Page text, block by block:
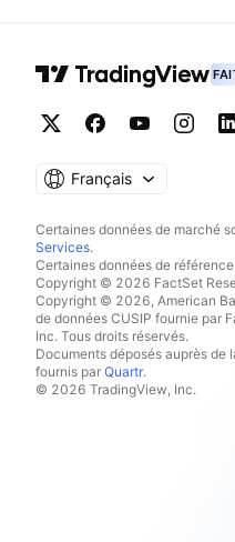
Français
Certaines données de marché
Services.
Certaines données de
Copyright © 2026 FactSet
Copyright © 2026, American
de données CUSIP fournie par
Inc. Tous droits réservés.
Documents déposés auprès de
fournis par Quartr.
© 2026 TradingView, Inc.